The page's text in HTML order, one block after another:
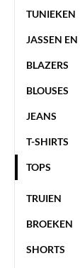
TUNIEKEN
JASSEN
BLAZERS
BLOUSES
JEANS
T-SHIRTS
TOPS
TRUIEN
BROEKEN
SHORTS